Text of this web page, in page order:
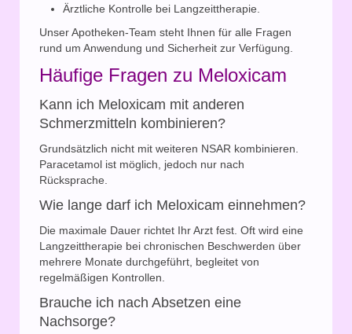
Ärztliche Kontrolle bei Langzeittherapie.
Unser Apotheken-Team steht Ihnen für alle Fragen
rund um Anwendung und Sicherheit zur Verfügung.
Häufige Fragen zu Meloxicam
Kann ich Meloxicam mit anderen
Schmerzmitteln kombinieren?
Grundsätzlich nicht mit weiteren NSAR kombinieren.
Paracetamol ist möglich, jedoch nur nach
Rücksprache.
Wie lange darf ich Meloxicam einnehmen?
Die maximale Dauer richtet Ihr Arzt fest. Oft wird eine
Langzeittherapie bei chronischen Beschwerden über
mehrere Monate durchgeführt, begleitet von
regelmäßigen Kontrollen.
Brauche ich nach Absetzen eine
Nachsorge?